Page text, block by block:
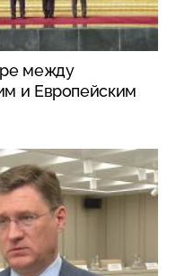
между
и Европейским